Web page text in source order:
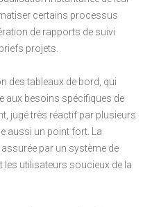
certains processus
de rapports de suivi
projets.
des tableaux de bord, qui
aux besoins spécifiques de
jugé très réactif par plusieurs
aussi un point fort. La
par un système de
utilisateurs soucieux de la